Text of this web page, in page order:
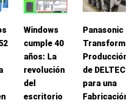
Windows
cumple 40
años: La
revolución
del
escritorio
Panasonic
Transforma
Producción
de DELTEC
para una
Fabricación